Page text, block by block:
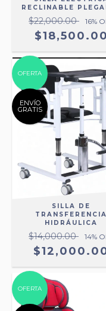
RECLINABLE
$22,000.00 16%
$18,500.00
OFERTA
ENVÍO
GRATIS
SILLA DE
TRANSFERENCIA
HIDRÁULICA
$14,000.00 14%
OFERTA